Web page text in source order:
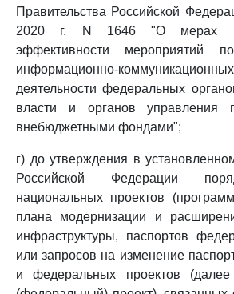
Правительства Российской
2020 г. N 1646 "О мерах
эффективности мероприятий
информационно-
деятельности федеральных
власти и органов управления
внебюджетными фондами";
г) до утверждения в
Российской Федерации
национальных проектов
плана модернизации и
инфраструктуры, паспортов
или запросов на изменение
и федеральных проектов